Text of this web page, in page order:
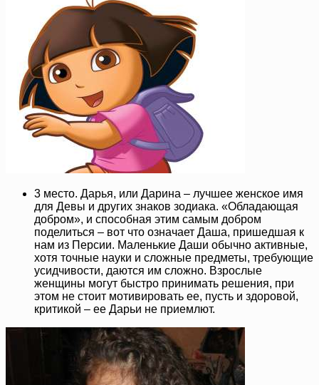
3 место. Дарья, или Дарина – лучшее женское имя
для Девы и других знаков зодиака. «Обладающая
добром», и способная этим самым добром
поделиться – вот что означает Даша, пришедшая к
нам из Персии. Маленькие Даши обычно активные,
хотя точные науки и сложные предметы, требующие
усидчивости, даются им сложно. Взрослые
женщины могут быстро принимать решения, при
этом не стоит мотивировать ее, пусть и здоровой,
критикой – ее Дарьи не приемлют.